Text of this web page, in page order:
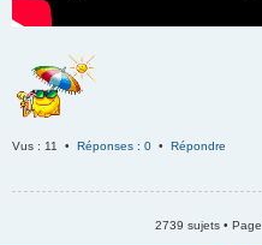
Vus : 11 • Réponses : 0 • Répondre
2739 sujets • Page